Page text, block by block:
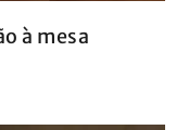
à mesa